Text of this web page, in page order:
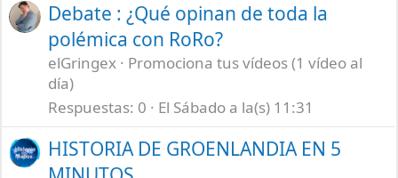
Debate : ¿Qué opinan de toda la
polémica con RoRo?
elGringex
Promociona tus vídeos (1 vídeo al
día)
Respuestas 0 El Sábado a la(s) 11:31
HISTORIA DE GROENLANDIA EN 5